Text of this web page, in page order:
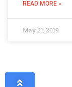
READ MORE »
May 21, 2019